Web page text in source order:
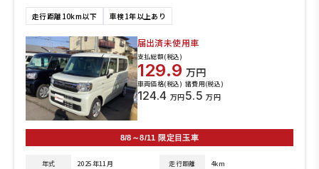
走行距離10km以下 車検1年以上あり
届出済未使用車
支払総額(税込)
129.9 万円
車両価格(税込)
124.4 万円
諸費用(税込)
5.5 万円
8/8～8/11 限定目玉車
年式 2025年11月 走行距離
4km